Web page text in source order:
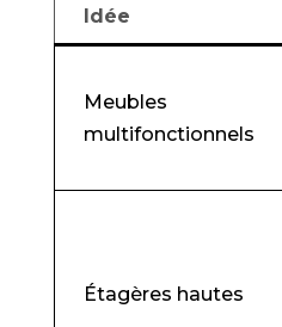
Idée
Meubles
multifonctionnels
Étagères hautes